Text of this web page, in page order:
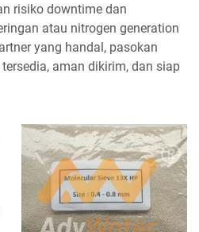
risiko downtime dan
atau nitrogen generation
yang handal, pasokan
aman dikirim, dan siap